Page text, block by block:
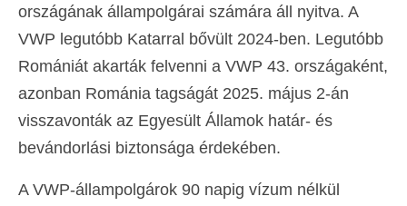
Nederlands(Holland)
English(Angol )
Eesti( észt
Suomi (Finn)
Francia
Deutsch(Német)
országának állampolgárai számára áll nyitva. A
VWP legutóbb Katarral bővült 2024-ben. Legutóbb
Romániát akarták felvenni a VWP 43. országaként,
azonban Románia tagságát 2025. május 2-án
visszavonták az Egyesült Államok határ- és
bevándorlási biztonsága érdekében.
A VWP-állampolgárok 90 napig vízum nélkül